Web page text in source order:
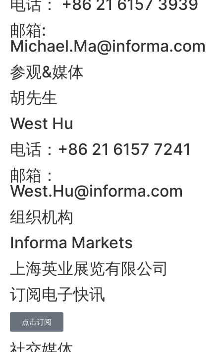
电话： +86 21 6157 3939
邮箱:
Michael.Ma@informa.com
参观&媒体
胡先生
West Hu
电话：+86 21 6157 7241
邮箱：
West.Hu@informa.com
组织机构
Informa Markets
上海英业展览有限公司
订阅电子快讯
点击订阅